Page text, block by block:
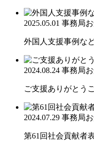
2025.05.01 事務局
外国人支援事例な
2024.08.24 事務局
ご支援ありがとう
2024.07.29 事務局
第61回社会貢献者